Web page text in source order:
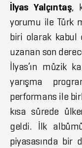
İlyas Yalçıntaş,
yorumu ile Türk
biri olarak kabul
uzanan son
İlyas’ın müzik
yarışma
performans ile
kısa sürede
geldi. İlk
piyasasında bir